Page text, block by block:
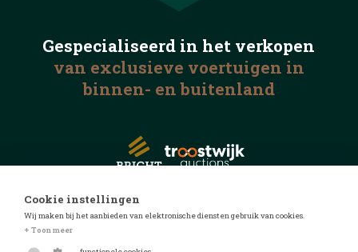
Gespecialiseerd in het verkopen
van exclusieve voertuigen in
binnen- en buitenland
© 2026 Automotive Auctions
Privacyverklaring
Cookie instellingen
Wij maken bij het aanbieden van elektronische diensten gebruik van cookies.
+ Toon meer